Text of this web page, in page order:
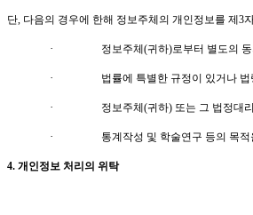
단 다음의 경우에 한해 정보주체의 개인정보를 제3
· 정보주체(귀하)로부터 별도의
· 법률에 특별한 규정이 있거나
· 정보주체(귀하) 또는 그 법정대
· 통계작성 및 학술연구 등의 목
4. 개인정보 처리의 위탁